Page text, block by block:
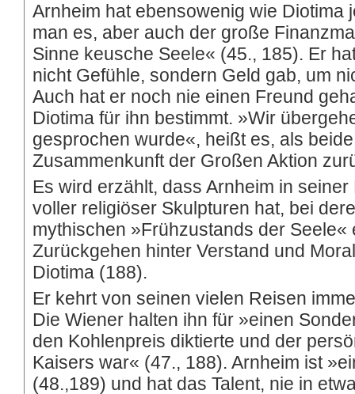
Arnheim hat ebensowenig wie Diotima
man es, aber auch der große
Sinne keusche Seele« (45., 185). Er
nicht Gefühle, sondern Geld gab, um
Auch hat er noch nie einen Freund
Diotima für ihn bestimmt. »Wir
gesprochen wurde«, heißt es, als
Zusammenkunft der Großen Aktion
Es wird erzählt, dass Arnheim in
voller religiöser Skulpturen hat, bei
mythischen »Frühzustands der Seele«
Zurückgehen hinter Verstand und
Diotima (188).
Er kehrt von seinen vielen Reisen
Die Wiener halten ihn für »einen
den Kohlenpreis diktierte und der
Kaisers war« (47., 188). Arnheim ist
(48.,189) und hat das Talent, nie in